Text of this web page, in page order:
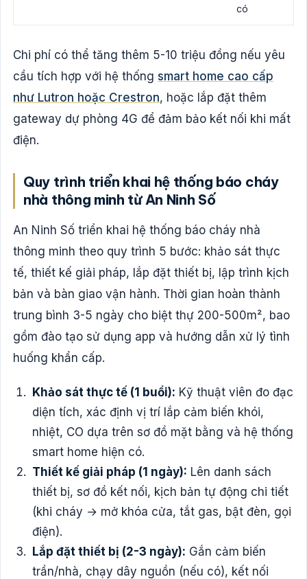
có
Chi phí có thể tăng thêm 5-10 triệu đồng nếu yêu
cầu tích hợp với hệ thống smart home cao cấp
như Lutron hoặc Crestron, hoặc lắp đặt thêm
gateway dự phòng 4G để đảm bảo kết nối khi mất
điện.
Quy trình triển khai hệ thống báo cháy
nhà thông minh từ An Ninh Số
An Ninh Số triển khai hệ thống báo cháy nhà
thông minh theo quy trình 5 bước: khảo sát thực
tế, thiết kế giải pháp, lắp đặt thiết bị, lập trình kịch
bản và bàn giao vận hành. Thời gian hoàn thành
trung bình 3-5 ngày cho biệt thự 200-500m², bao
gồm đào tạo sử dụng app và hướng dẫn xử lý tình
huống khẩn cấp.
Khảo sát thực tế (1 buổi): Kỹ thuật viên đo đạc
diện tích, xác định vị trí lắp cảm biến khói,
nhiệt, CO dựa trên sơ đồ mặt bằng và hệ thống
smart home hiện có.
Thiết kế giải pháp (1 ngày): Lên danh sách
thiết bị, sơ đồ kết nối, kịch bản tự động chi tiết
(khi cháy → mở khóa cửa, tắt gas, bật đèn, gọi
điện).
Lắp đặt thiết bị (2-3 ngày): Gắn cảm biến
trần/nhà, chạy dây nguồn (nếu có), kết nối